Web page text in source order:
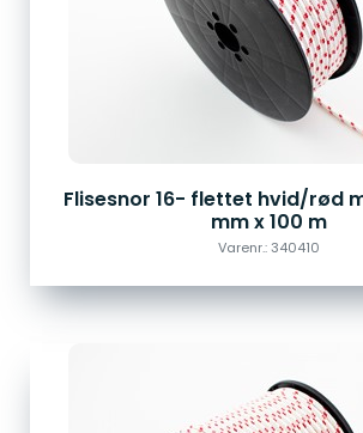
Flisesnor 16- flettet hvid/rød
mm x 100 m
Varenr.: 340410